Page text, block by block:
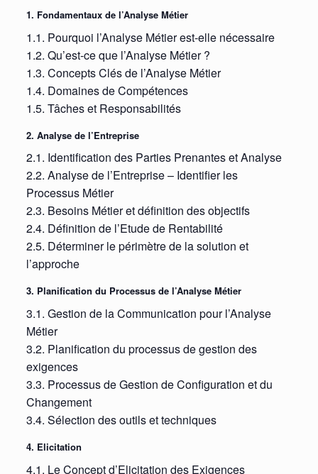
1. Fondamentaux de l’Analyse Métier
1.1. Pourquoi l’Analyse Métier est-elle nécessaire
1.2. Qu’est-ce que l’Analyse Métier ?
1.3. Concepts Clés de l’Analyse Métier
1.4. Domaines de Compétences
1.5. Tâches et Responsabilités
2. Analyse de l’Entreprise
2.1. Identification des Parties Prenantes et Analyse
2.2. Analyse de l’Entreprise – Identifier les
Processus Métier
2.3. Besoins Métier et définition des objectifs
2.4. Définition de l’Etude de Rentabilité
2.5. Déterminer le périmètre de la solution et
l’approche
3. Planification du Processus de l’Analyse Métier
3.1. Gestion de la Communication pour l’Analyse
Métier
3.2. Planification du processus de gestion des
exigences
3.3. Processus de Gestion de Configuration et du
Changement
3.4. Sélection des outils et techniques
4. Elicitation
4.1. Le Concept d’Elicitation des Exigences